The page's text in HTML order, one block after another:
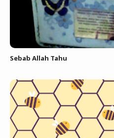
Sebab Allah Tahu